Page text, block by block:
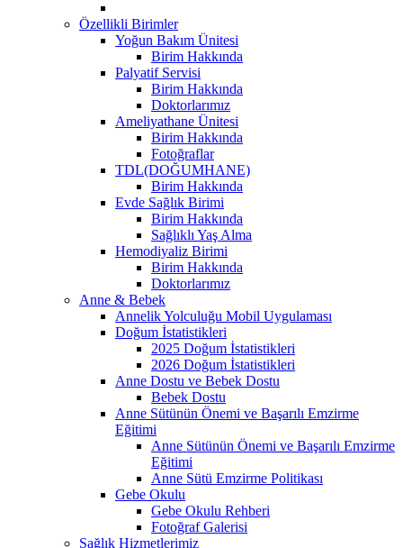
Özellikli Birimler
Yoğun Bakım Ünitesi
Birim Hakkında
Palyatif Servisi
Birim Hakkında
Doktorlarımız
Ameliyathane Ünitesi
Birim Hakkında
Fotoğraflar
TDL(DOĞUMHANE)
Birim Hakkında
Evde Sağlık Birimi
Birim Hakkında
Sağlıklı Yaş Alma
Hemodiyaliz Birimi
Birim Hakkında
Doktorlarımız
Anne & Bebek
Annelik Yolculuğu Mobil Uygulaması
Doğum İstatistikleri
2025 Doğum İstatistikleri
2026 Doğum İstatistikleri
Anne Dostu ve Bebek Dostu
Bebek Dostu
Anne Sütünün Önemi ve Başarılı Emzirme
Eğitimi
Anne Sütünün Önemi ve Başarılı Emzirme
Eğitimi
Anne Sütü Emzirme Politikası
Gebe Okulu
Gebe Okulu Rehberi
Fotoğraf Galerisi
Sağlık Hizmetlerimiz